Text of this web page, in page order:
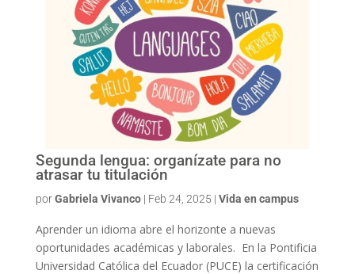
Segunda lengua: organízate para no
atrasar tu titulación
porGabriela Vivanco| Feb 24, 2025 | Vida en campus
Aprender un idioma abre el horizonte a nuevas
oportunidades académicas y laborales. En la Pontificia
Universidad Católica del Ecuador (PUCE) la certificación